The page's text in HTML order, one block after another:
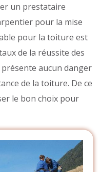
un prestataire
pour la mise
pour la toiture est
de la réussite des
aucun danger
de la toiture. De ce
le bon choix pour